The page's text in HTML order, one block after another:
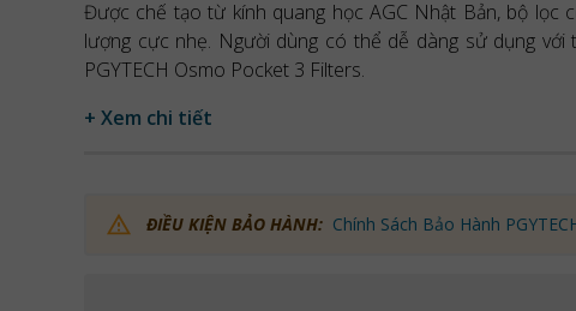
Được chế tạo từ kính quang học AGC Nhật Bản, bộ lọc
lượng cực nhẹ. Người dùng có thể dễ dàng sử dụng với
PGYTECH Osmo Pocket 3 Filters.
+ Xem chi tiết
ĐIỀU KIỆN BẢO HÀNH: Chính Sách Bảo Hành